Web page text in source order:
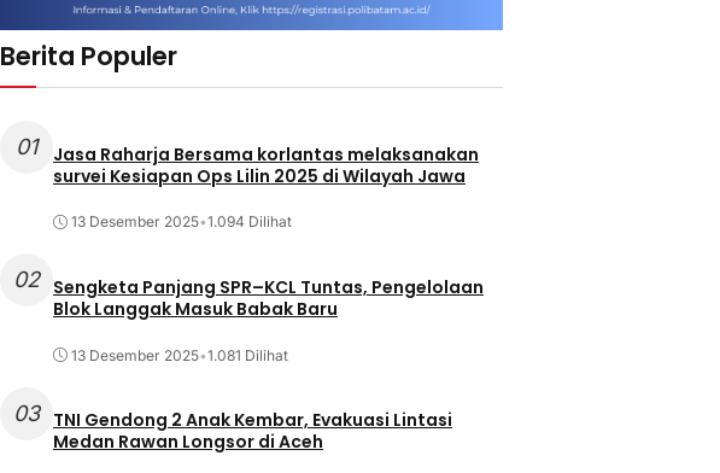
Berita Populer
01
Jasa Raharja Bersama korlantas melaksanakan
survei Kesiapan Ops Lilin 2025 di Wilayah Jawa
13 Desember 2025•1.094 Dilihat
02
Sengketa Panjang SPR–KCL Tuntas, Pengelolaan
Blok Langgak Masuk Babak Baru
13 Desember 2025•1.081 Dilihat
03
TNI Gendong 2 Anak Kembar, Evakuasi Lintasi
Medan Rawan Longsor di Aceh